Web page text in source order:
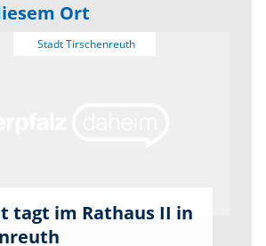
Ort
Stadt Tirschenreuth
tagt im Rathaus II in